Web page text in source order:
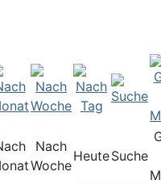
Nach
Woche
HeuteSuche